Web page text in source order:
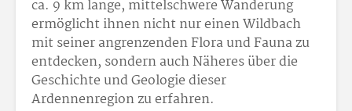
ca. 9 km lange, mittelschwere Wanderung
ermöglicht ihnen nicht nur einen Wildbach
mit seiner angrenzenden Flora und Fauna zu
entdecken, sondern auch Näheres über die
Geschichte und Geologie dieser
Ardennenregion zu erfahren.